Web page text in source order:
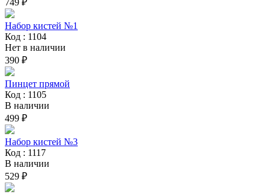
749 ₽
Набор кистей №1
Код : 1104
Нет в наличии
390 ₽
Пинцет прямой
Код : 1105
В наличии
499 ₽
Набор кистей №3
Код : 1117
В наличии
529 ₽